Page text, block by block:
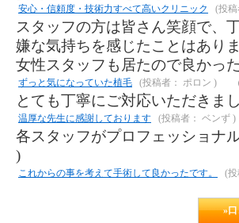
安心・信頼度・技術力すべて高いクリニック (投
スタッフの方は皆さん笑顔で、
嫌な気持ちを感じたことはありま
女性スタッフも居たので良かっ
ずっと気になっていた植毛 (投稿者： ポロン )
とても丁寧にご対応いただきま
温厚な先生に感謝しております (投稿者： ベンず )
各スタッフがプロフェッショ
)
これからの事を考えて手術して良かったです。 (投
»